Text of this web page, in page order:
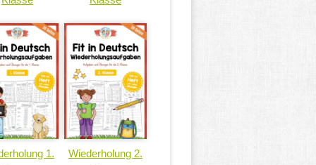
1.
Wiederholung 2.